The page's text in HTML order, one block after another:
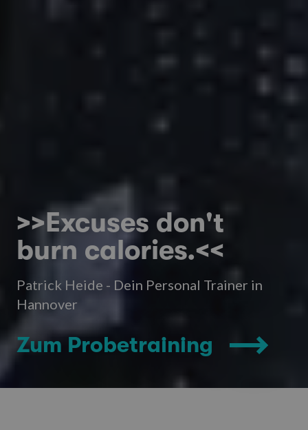
>>Excuses don't
burn calories.<<
Patrick Heide - Dein Personal Trainer in
Hannover
Zum Probetraining